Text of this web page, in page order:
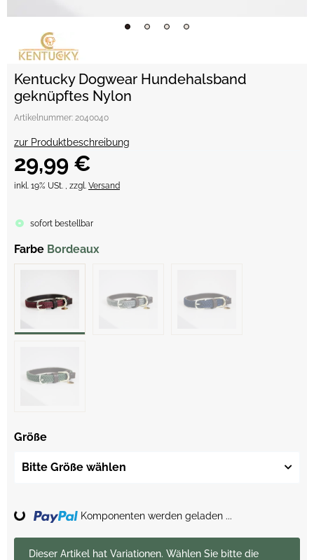
Kentucky Dogwear Hundehalsband
geknüpftes Nylon
Artikelnummer: 2040040
zur Produktbeschreibung
29,99 €
inkl. 19% USt. , zzgl. Versand
sofort bestellbar
Farbe Bordeaux
Größe
Bitte Größe wählen
xDieser Artikel hat Variationen. Wählen Sie bitte die
Loading... Komponenten werden geladen ...